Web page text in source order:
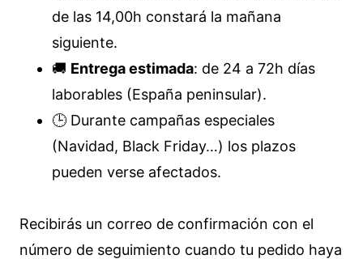
de las 14,00h constará la mañana
siguiente.
🚚 Entrega estimada: de 24 a 72h días
laborables (España peninsular).
🕒 Durante campañas especiales
(Navidad, Black Friday…) los plazos
pueden verse afectados.
Recibirás un correo de confirmación con el
número de seguimiento cuando tu pedido haya